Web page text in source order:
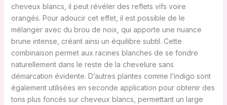
cheveux blancs, il peut révéler des reflets vifs voire
orangés. Pour adoucir cet effet, il est possible de le
mélanger avec du brou de noix, qui apporte une nuance
brune intense, créant ainsi un équilibre subtil. Cette
combinaison permet aux racines blanches de se fondre
naturellement dans le reste de la chevelure sans
démarcation évidente. D’autres plantes comme l’indigo sont
également utilisées en seconde application pour obtenir des
tons plus foncés sur cheveux blancs, permettant un large